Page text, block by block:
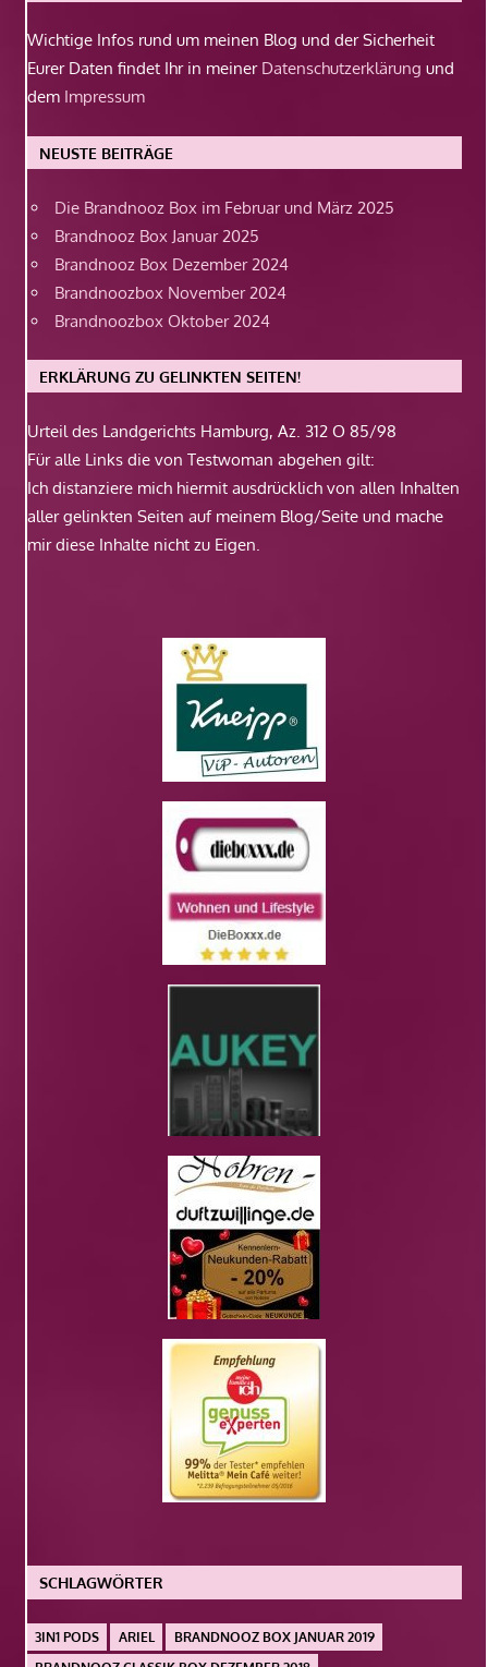
Wichtige Infos rund um meinen Blog und der Sicherheit
Eurer Daten findet Ihr in meiner Datenschutzerklärung und
dem Impressum
NEUSTE BEITRÄGE
Die Brandnooz Box im Februar und März 2025
Brandnooz Box Januar 2025
Brandnooz Box Dezember 2024
Brandnoozbox November 2024
Brandnoozbox Oktober 2024
ERKLÄRUNG ZU GELINKTEN SEITEN!
Urteil des Landgerichts Hamburg, Az. 312 O 85/98
Für alle Links die von Testwoman abgehen gilt:
Ich distanziere mich hiermit ausdrücklich von allen Inhalten
aller gelinkten Seiten auf meinem Blog/Seite und mache
mir diese Inhalte nicht zu Eigen.
SCHLAGWÖRTER
3IN1 PODS ARIEL
BRANDNOOZ BOX JANUAR 2019